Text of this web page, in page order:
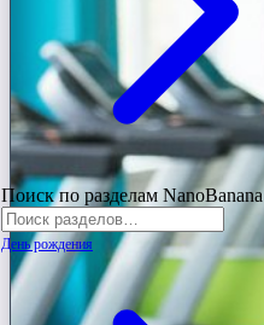
Поиск по разделам NanoBanana
День рождения